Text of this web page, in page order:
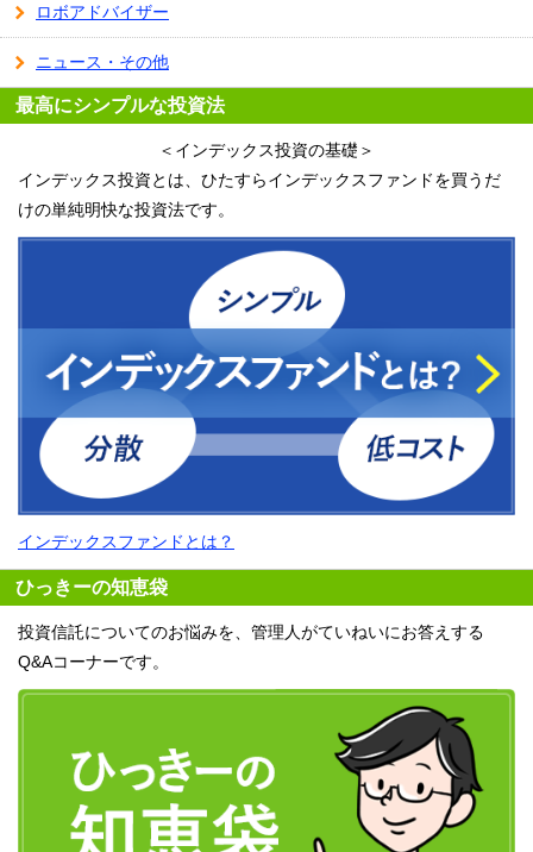
ロボアドバイザー
ニュース・その他
最高にシンプルな投資法
＜インデックス投資の基礎＞
インデックス投資とは、ひたすらインデックスファンドを買うだ
けの単純明快な投資法です。
インデックスファンドとは？
ひっきーの知恵袋
投資信託についてのお悩みを、管理人がていねいにお答えする
Q&Aコーナーです。